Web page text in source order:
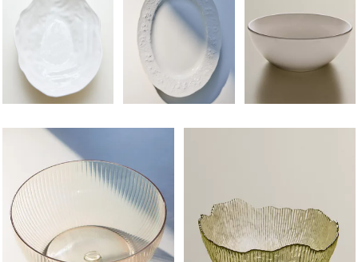
Image changée en 1 de 5 Image changée en 1 de 6